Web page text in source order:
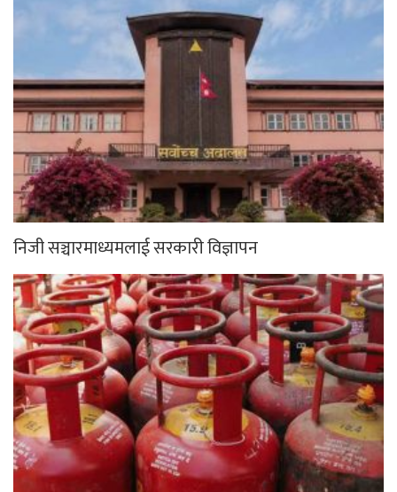
निजी सञ्चारमाध्यमलाई सरकारी विज्ञापन